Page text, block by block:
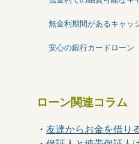
無金利期間があるキャッ
安心の銀行カードローン
ローン関連コラム
・友達からお金を借り